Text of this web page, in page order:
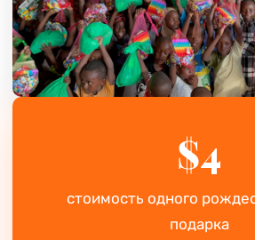
$4
стоимость одного
подарка